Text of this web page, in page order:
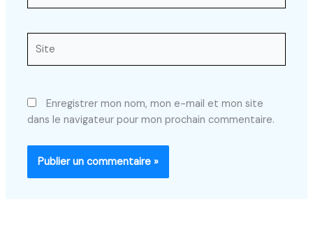
Enregistrer mon nom, mon e-mail et mon site
dans le navigateur pour mon prochain commentaire.